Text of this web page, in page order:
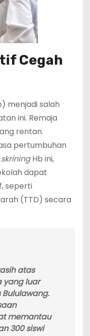
Cegah
menjadi salah
ini. Remaja
rentan
pertumbuhan
skriningHb ini,
dapat
seperti
(TTD) secara
atas
yang luar
Bululawang.
memantau
300 siswi